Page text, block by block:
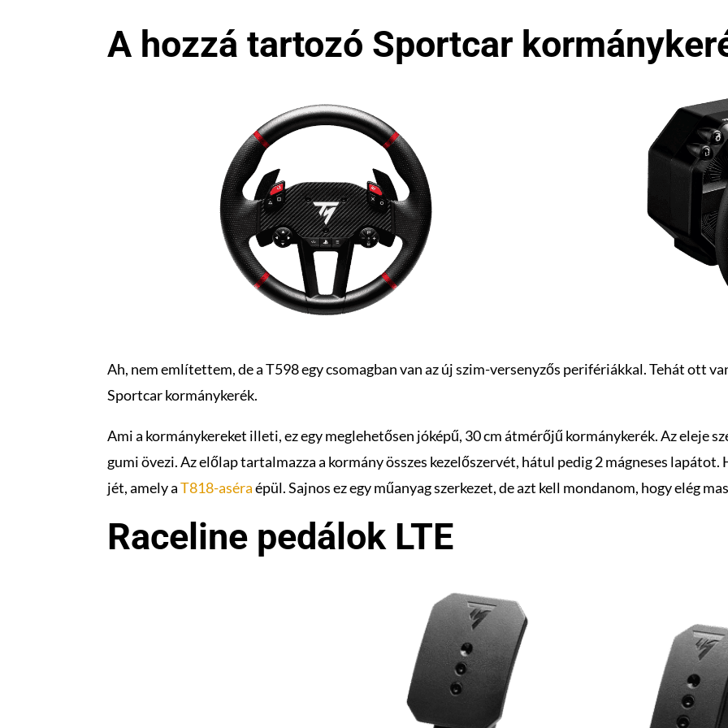
A hozzá tartozó Sportcar
Ah, nem említettem, de a T598 egy csomagban van az új szim-versenyzős perifériákkal. Tehát ott
Sportcar kormánykerék.
Ami a kormánykereket illeti, ez egy meglehetősen jóképű, 30 cm átmérőjű kormánykerék. Az eleje
gumi övezi. Az előlap tartalmazza a kormány összes kezelőszervét, hátul pedig 2 mágneses
jét, amely aT818-aséraépül. Sajnos ez egy műanyag szerkezet, de azt kell mondanom, hogy elég
Raceline pedálok LTE